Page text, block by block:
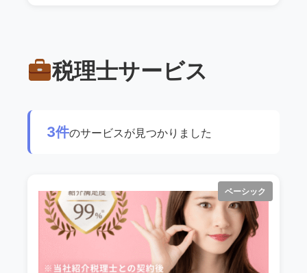
税理士サービス
3件のサービスが見つかりました
ベーシック